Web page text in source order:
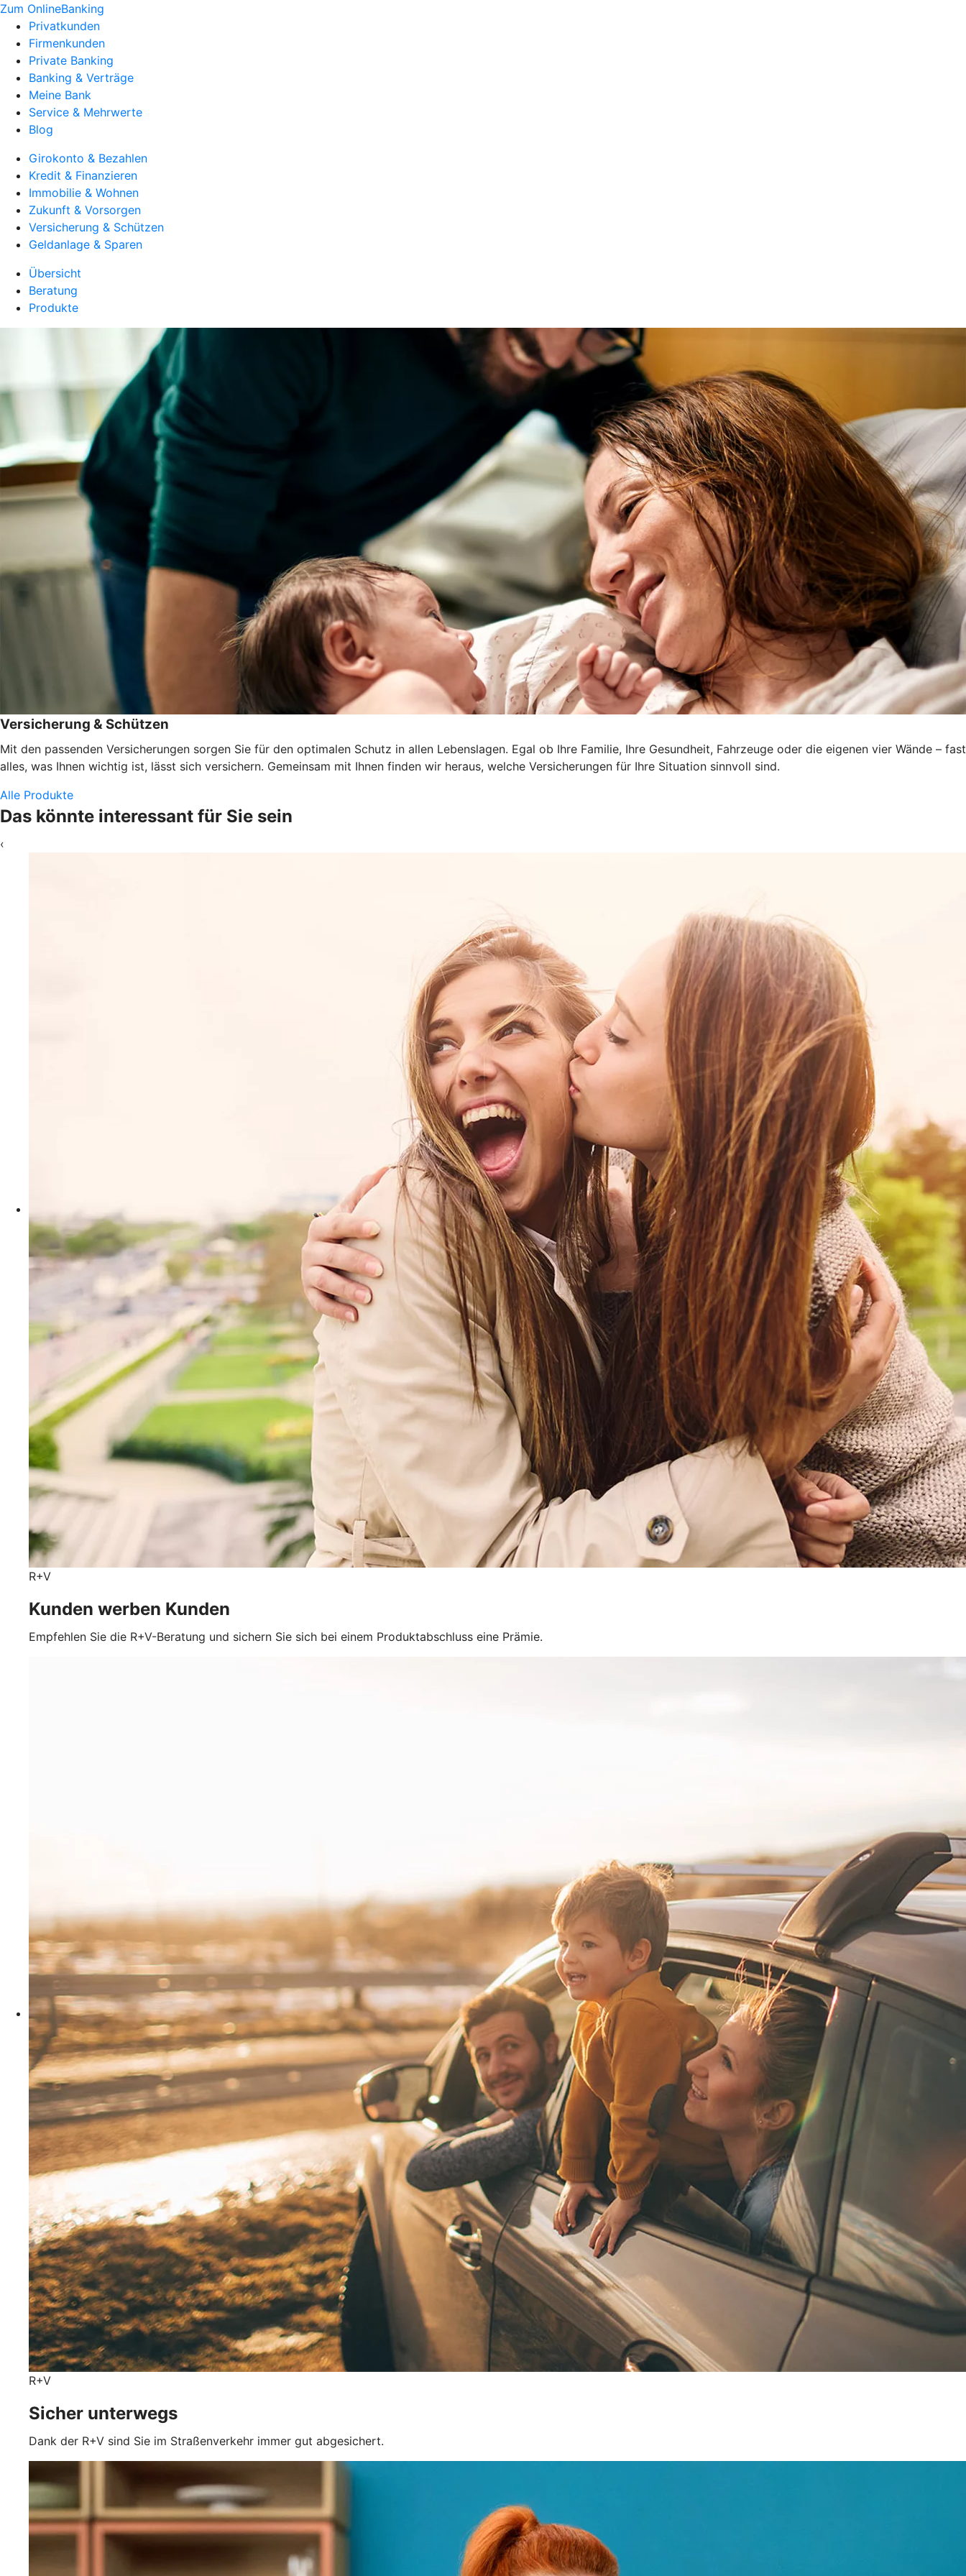
Zum OnlineBanking
Privatkunden
Firmenkunden
Private Banking
Banking & Verträge
Meine Bank
Service & Mehrwerte
Blog
Girokonto & Bezahlen
Kredit & Finanzieren
Immobilie & Wohnen
Zukunft & Vorsorgen
Versicherung & Schützen
Geldanlage & Sparen
Übersicht
Beratung
Produkte
Versicherung & Schützen
Mit den passenden Versicherungen sorgen Sie für den optimalen Schutz in allen Lebenslagen. Egal ob Ihre Familie, Ihre Gesundheit, Fahrzeuge oder die eigenen vier Wände – fast
alles, was Ihnen wichtig ist, lässt sich versichern. Gemeinsam mit Ihnen finden wir heraus, welche Versicherungen für Ihre Situation sinnvoll sind.
Alle Produkte
Das könnte interessant für Sie sein
‹
R+V
Kunden werben Kunden
Empfehlen Sie die R+V-Beratung und sichern Sie sich bei einem Produktabschluss eine Prämie.
R+V
Sicher unterwegs
Dank der R+V sind Sie im Straßenverkehr immer gut abgesichert.